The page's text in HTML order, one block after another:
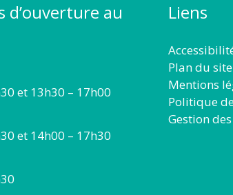
d’ouverture au
et 13h30 – 17h00
et 14h00 – 17h30
Liens
Plan du site
Mentions
Politique
Gestion